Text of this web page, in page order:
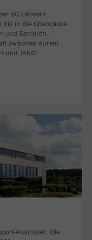
50 Ländern
bis in die Champions
und Senioren.
zwischen eurem
und JAKO.
Ausrüster. Die